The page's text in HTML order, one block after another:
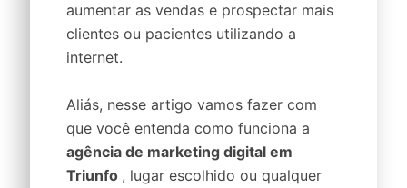
aumentar as vendas e prospectar mais
clientes ou pacientes utilizando a
internet.
Aliás, nesse artigo vamos fazer com
que você entenda como funciona a
agência de marketing digital em
Triunfo , lugar escolhido ou qualquer